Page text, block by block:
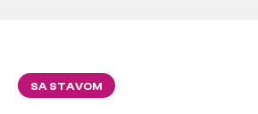
SA STAVOM